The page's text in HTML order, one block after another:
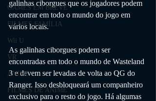
GAMES EM BREVE
FILMES FAMÍLIA
Wii U
VR
ANIME
FILMES DE ANIME
galinhas ciborgues que os jogadores podem
encontrar em todo o mundo do jogo em
vários locais.
As galinhas ciborgues podem ser
encontradas em todo o mundo de Wasteland
3 e devem ser levadas de volta ao QG do
Ranger. Isso desbloqueará um companheiro
exclusivo para o resto do jogo. Há algumas